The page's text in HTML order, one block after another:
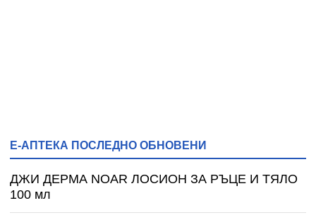
Е-АПТЕКА ПОСЛЕДНО ОБНОВЕНИ
ДЖИ ДЕРМА NOAR ЛОСИОН ЗА РЪЦЕ И ТЯЛО
100 мл